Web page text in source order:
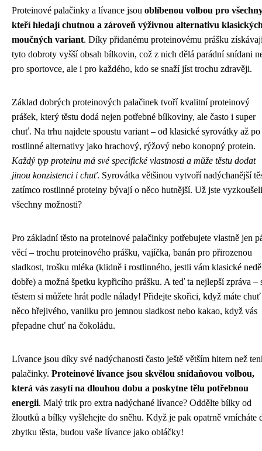
Proteinové palačinky a lívance jsou oblíbenou volbou pro
kteří hledají chutnou a zároveň výživnou alternativu
moučných variant. Díky přidanému proteinovému prášku
tyto dobroty vyšší obsah bílkovin, což z nich dělá parádní snídani
pro sportovce, ale i pro každého, kdo se snaží jíst trochu zdravěji.
Základ dobrých proteinových palačinek tvoří kvalitní proteinový
prášek, který těstu dodá nejen potřebné bílkoviny, ale často i super
chuť. Na trhu najdete spoustu variant – od klasické syrovátky až po
rostlinné alternativy jako hrachový, rýžový nebo konopný protein.
Každý typ proteinu má své specifické vlastnosti a může těstu dodat
jinou konzistenci i chuť. Syrovátka většinou vytvoří nadýchanější
zatímco rostlinné proteiny bývají o něco hutnější. Už jste vyzkoušeli
všechny možnosti?
Pro základní těsto na proteinové palačinky potřebujete vlastně jen
věcí – trochu proteinového prášku, vajíčka, banán pro přirozenou
sladkost, trošku mléka (klidně i rostlinného, jestli vám klasické
dobře) a možná špetku kypřicího prášku. A teď ta nejlepší zpráva –
těstem si můžete hrát podle nálady! Přidejte skořici, když máte
něco hřejivého, vanilku pro jemnou sladkost nebo kakao, když vás
přepadne chuť na čokoládu.
Lívance jsou díky své nadýchanosti často ještě větším hitem než
palačinky. Proteinové lívance jsou skvělou snídaňovou volbou,
která vás zasytí na dlouhou dobu a poskytne tělu potřebnou
energii. Malý trik pro extra nadýchané lívance? Oddělte bílky od
žloutků a bílky vyšlehejte do sněhu. Když je pak opatrně vmícháte
zbytku těsta, budou vaše lívance jako obláčky!